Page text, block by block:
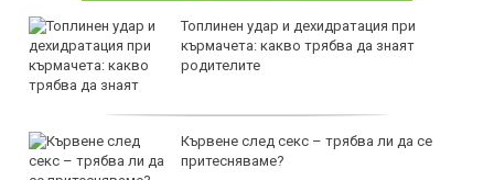
Топлинен удар и дехидратация при
кърмачета: какво трябва да знаят
родителите
Кървене след секс – трябва ли да се
притесняваме?